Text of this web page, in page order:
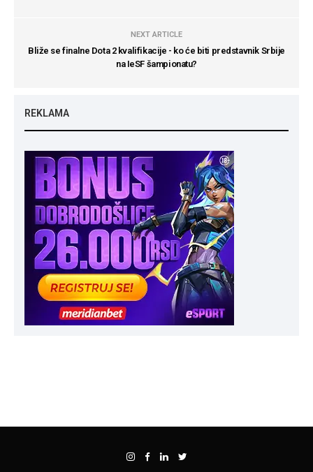
NEXT ARTICLE
Bliže se finalne Dota 2 kvalifikacije - ko će biti predstavnik Srbije
na IeSF šampionatu?
REKLAMA